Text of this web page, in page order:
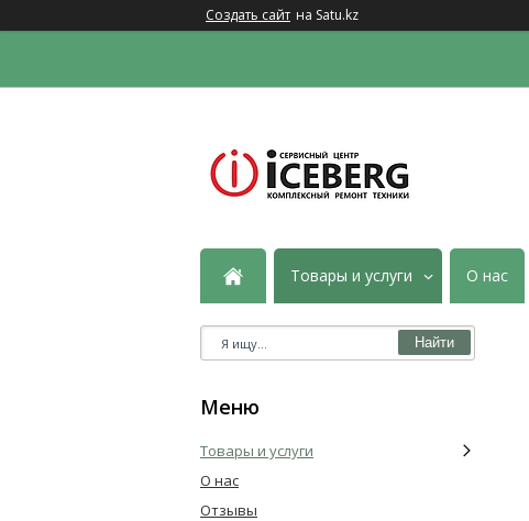
Создать сайт на Satu.kz
Товары и услуги О нас
Найти
Товары и услуги
О нас
Отзывы